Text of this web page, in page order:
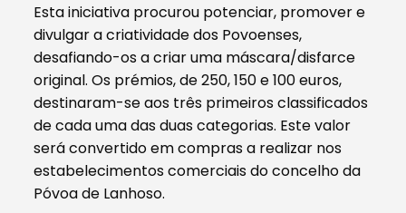
Esta iniciativa procurou potenciar, promover e
divulgar a criatividade dos Povoenses,
desafiando-os a criar uma máscara/disfarce
original. Os prémios, de 250, 150 e 100 euros,
destinaram-se aos três primeiros classificados
de cada uma das duas categorias. Este valor
será convertido em compras a realizar nos
estabelecimentos comerciais do concelho da
Póvoa de Lanhoso.